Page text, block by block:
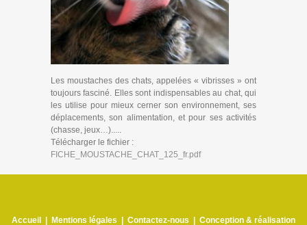
Les moustaches des chats, appelées « vibrisses » ont
toujours fasciné. Elles sont indispensables au chat, qui
les utilise pour mieux cerner son environnement, ses
déplacements, son alimentation, et pour ses activités
(chasse, jeux…).....
Télécharger le fichier :
FICHE_MOUSTACHE_CHAT_125_fr.pdf
Accueil Mentions légales Contactez-nous Conception & réalisation